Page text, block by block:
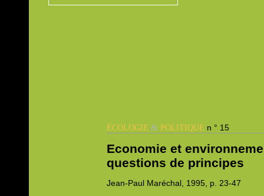
ÉCOLOGIE& POLITIQUE n ° 15
Economie et
questions de principes
Jean-Paul Maréchal, 1995, p. 23-47